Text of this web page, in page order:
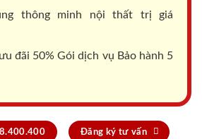
thông minh nội thất trị giá
đãi 50% Gói dịch vụ Bảo hành 5
Đăng ký tư vấn